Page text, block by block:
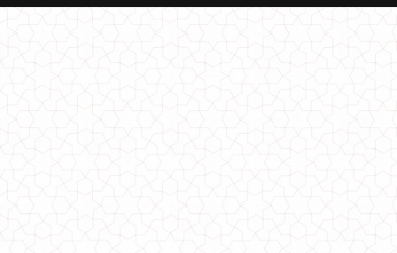
1310.00грн.930.00грн.
Жіноче стильне плаття з чорним фатином